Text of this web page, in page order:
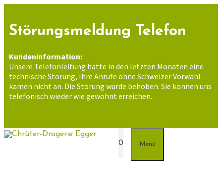
springen
Störungsmeldung Telefon
Kundeninformation:
Unsere Telefonleitung hatte in den letzten Monaten eine
technische Störung, Ihre Anrufe ohne Schweizer Vorwahl
kamen nicht an. Die Störung wurde behoben. Sie können uns
telefonisch wieder wie gewohnt erreichen.
0 Menü